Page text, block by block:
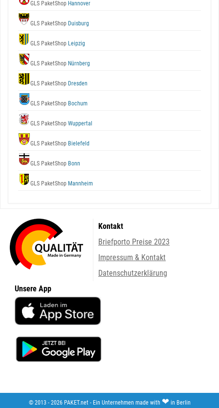
GLS PaketShop Hannover
GLS PaketShop Duisburg
GLS PaketShop Leipzig
GLS PaketShop Nürnberg
GLS PaketShop Dresden
GLS PaketShop Bochum
GLS PaketShop Wuppertal
GLS PaketShop Bielefeld
GLS PaketShop Bonn
GLS PaketShop Mannheim
Kontakt
Briefporto Preise 2023
Impressum & Kontakt
Datenschutzerklärung
Unsere App
© 2013 - 2026 PAKET.net - Ein Unternehmen made with ❤ in Berlin